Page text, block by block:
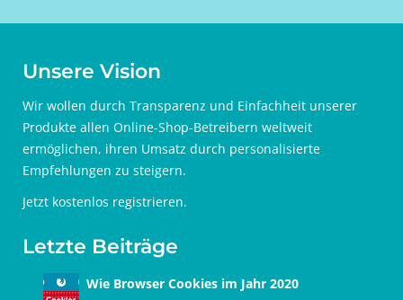
Unsere Vision
Wir wollen durch Transparenz und Einfachheit unserer
Produkte allen Online-Shop-Betreibern weltweit
ermöglichen, ihren Umsatz durch personalisierte
Empfehlungen zu steigern.
Jetzt kostenlos registrieren.
Letzte Beiträge
Wie Browser Cookies im Jahr 2020